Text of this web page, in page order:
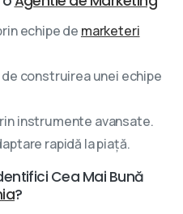
echipe de marketeri
construirea unei echipe
instrumente avansate.
rapidă la piață.
Cea Mai Bună
?